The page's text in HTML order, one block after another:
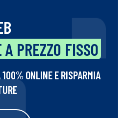
PREZZO FISSO
ONLINE E RISPARMIA